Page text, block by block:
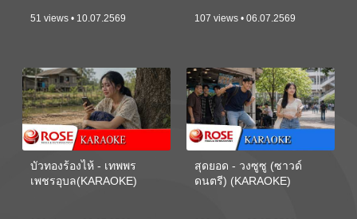
51 views • 10.07.2569 107 views • 06.07.2569
บัวทองร้องไห้ - เทพพร
เพชรอุบล(KARAOKE)
สุดยอด - วงซูซู (ซาวด์
ดนตรี) (KARAOKE)